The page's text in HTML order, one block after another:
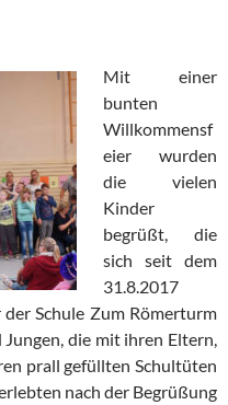
Mit einer
bunten
Willkommensf
eier wurden
die vielen
Kinder
begrüßt, die
sich seit dem
31.8.2017
Schule Zum Römerturm
die mit ihren Eltern,
prall gefüllten Schultüten
nach der Begrüßung